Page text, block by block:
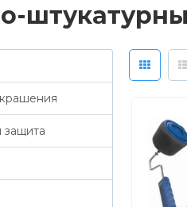
защита